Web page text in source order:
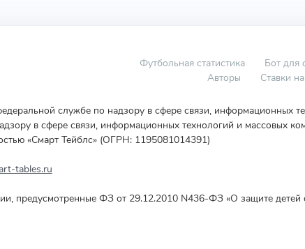
Футбольная статистика Бот для
Авторы
Ставки
службе по надзору в сфере связи, информационных
в сфере связи, информационных технологий и массовых
«Смарт Тейблс» (ОГРН: 1195081014391)
tables.ru
предусмотренные ФЗ от 29.12.2010 N436-ФЗ «О защите